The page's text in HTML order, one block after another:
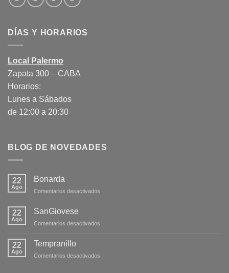
DÍAS Y HORARIOS
Local Palermo
Zapata 300 – CABA
Horarios:
Lunes a Sábados
de 12:00 a 20:30
BLOG DE NOVEDADES
22
Ago
Bonarda
Comentarios desactivados
22
Ago
SanGiovese
Comentarios desactivados
22
Ago
Tempranillo
Comentarios desactivados